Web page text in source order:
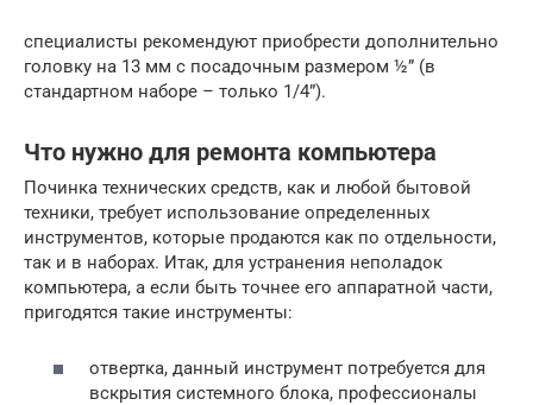
специалисты рекомендуют приобрести дополнительно
головку на 13 мм с посадочным размером ½” (в
стандартном наборе – только 1/4”).
Что нужно для ремонта компьютера
Починка технических средств, как и любой бытовой
техники, требует использование определенных
инструментов, которые продаются как по отдельности,
так и в наборах. Итак, для устранения неполадок
компьютера, а если быть точнее его аппаратной части,
пригодятся такие инструменты:
отвертка, данный инструмент потребуется для
вскрытия системного блока, профессионалы